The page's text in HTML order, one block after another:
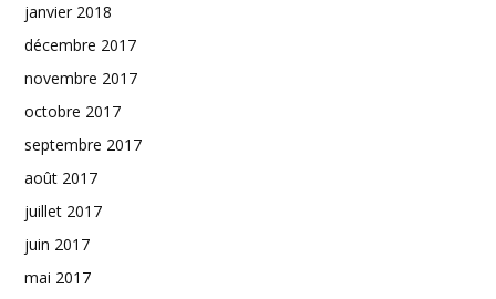
janvier 2018
décembre 2017
novembre 2017
octobre 2017
septembre 2017
août 2017
juillet 2017
juin 2017
mai 2017